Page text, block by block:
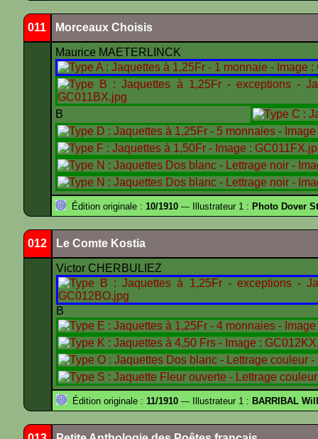
011 Morceaux Choisis
Maurice MAETERLINCK
B
Édition originale : 10/1910 --- Illustrateur 1 : Photo Dover
012 Le Comte Kostia
Victor CHERBULIEZ
B
Édition originale : 11/1910 --- Illustrateur 1 : BARRIBAL